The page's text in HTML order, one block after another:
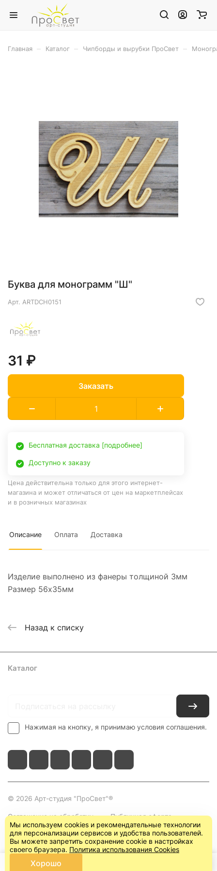
Главная Каталог Чипборды и вырубки ПроСвет
Буква для монограмм "Ш"
Арт. ARTDCH0151
31 ₽
Заказать
Бесплатная доставка [подробнее]
Доступно к заказу
Цена действительна только для этого интернет-
магазина и может отличаться от цен на маркетплейсах
и в розничных магазинах
Описание Оплата Доставка
Изделие выполнено из фанеры толщиной 3мм
Размер 56х35мм
Назад к списку
Каталог
Нажимая на кнопку, я принимаю условия соглашения.
© 2026 Арт-студия "ПроСвет"®
Соглашение на обработку
персональных данных
Публичная оферта
(пользовательское
соглашение)
Мы используем cookies и рекомендательные технологии
для персонализации сервисов и удобства пользователей.
Вы можете запретить сохранение cookie в настройках
своего браузера. Политика использования Cookies
Хорошо